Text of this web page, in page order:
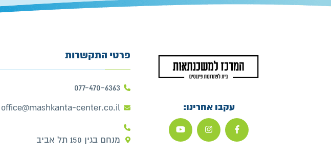
פרטי התקשרות
077-470-6363
office@mashkanta-center.co.il
מנחם בגין 150 תל אביב
עקבו אחרינו: